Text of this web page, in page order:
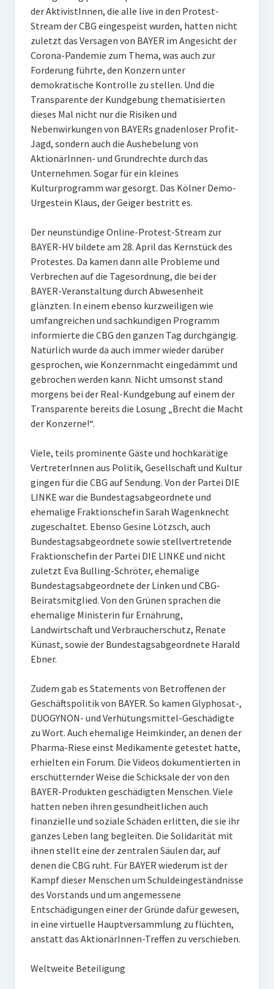
der AktivistInnen, die alle live in den Protest-
Stream der CBG eingespeist wurden, hatten nicht
zuletzt das Versagen von BAYER im Angesicht der
Corona-Pandemie zum Thema, was auch zur
Forderung führte, den Konzern unter
demokratische Kontrolle zu stellen. Und die
Transparente der Kundgebung thematisierten
dieses Mal nicht nur die Risiken und
Nebenwirkungen von BAYERs gnadenloser Profit-
Jagd, sondern auch die Aushebelung von
AktionärInnen- und Grundrechte durch das
Unternehmen. Sogar für ein kleines
Kulturprogramm war gesorgt. Das Kölner Demo-
Urgestein Klaus, der Geiger bestritt es.
Der neunstündige Online-Protest-Stream zur
BAYER-HV bildete am 28. April das Kernstück des
Protestes. Da kamen dann alle Probleme und
Verbrechen auf die Tagesordnung, die bei der
BAYER-Veranstaltung durch Abwesenheit
glänzten. In einem ebenso kurzweiligen wie
umfangreichen und sachkundigen Programm
informierte die CBG den ganzen Tag durchgängig.
Natürlich wurde da auch immer wieder darüber
gesprochen, wie Konzernmacht eingedämmt und
gebrochen werden kann. Nicht umsonst stand
morgens bei der Real-Kundgebung auf einem der
Transparente bereits die Losung „Brecht die Macht
der Konzerne!“.
Viele, teils prominente Gäste und hochkarätige
VertreterInnen aus Politik, Gesellschaft und Kultur
gingen für die CBG auf Sendung. Von der Partei DIE
LINKE war die Bundestagsabgeordnete und
ehemalige Fraktionschefin Sarah Wagenknecht
zugeschaltet. Ebenso Gesine Lötzsch, auch
Bundestagsabgeordnete sowie stellvertretende
Fraktionschefin der Partei DIE LINKE und nicht
zuletzt Eva Bulling-Schröter, ehemalige
Bundestagsabgeordnete der Linken und CBG-
Beiratsmitglied. Von den Grünen sprachen die
ehemalige Ministerin für Ernährung,
Landwirtschaft und Verbraucherschutz, Renate
Künast, sowie der Bundestagsabgeordnete Harald
Ebner.
Zudem gab es Statements von Betroffenen der
Geschäftspolitik von BAYER. So kamen Glyphosat-,
DUOGYNON- und Verhütungsmittel-Geschädigte
zu Wort. Auch ehemalige Heimkinder, an denen der
Pharma-Riese einst Medikamente getestet hatte,
erhielten ein Forum. Die Videos dokumentierten in
erschütternder Weise die Schicksale der von den
BAYER-Produkten geschädigten Menschen. Viele
hatten neben ihren gesundheitlichen auch
finanzielle und soziale Schäden erlitten, die sie ihr
ganzes Leben lang begleiten. Die Solidarität mit
ihnen stellt eine der zentralen Säulen dar, auf
denen die CBG ruht. Für BAYER wiederum ist der
Kampf dieser Menschen um Schuldeingeständnisse
des Vorstands und um angemessene
Entschädigungen einer der Gründe dafür gewesen,
in eine virtuelle Hauptversammlung zu flüchten,
anstatt das AktionärInnen-Treffen zu verschieben.
Weltweite Beteiligung